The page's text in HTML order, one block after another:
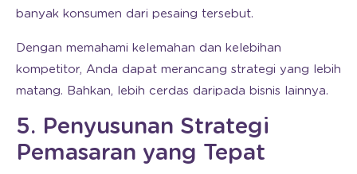
banyak konsumen dari pesaing tersebut.
Dengan memahami kelemahan dan kelebihan
kompetitor, Anda dapat merancang strategi yang lebih
matang. Bahkan, lebih cerdas daripada bisnis lainnya.
5. Penyusunan Strategi
Pemasaran yang Tepat